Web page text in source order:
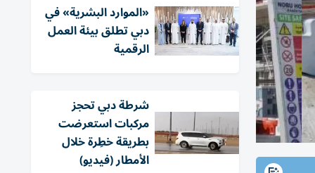
«الموارد البشرية» في
دبي تطلق بيئة العمل
الرقمية
شرطة دبي تحجز
مركبات استعرضت
بطريقة خطِرة خلال
الأمطار (فيديو)